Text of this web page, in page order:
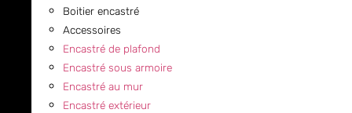
Boitier encastré
Accessoires
Encastré de plafond
Encastré sous armoire
Encastré au mur
Encastré extérieur